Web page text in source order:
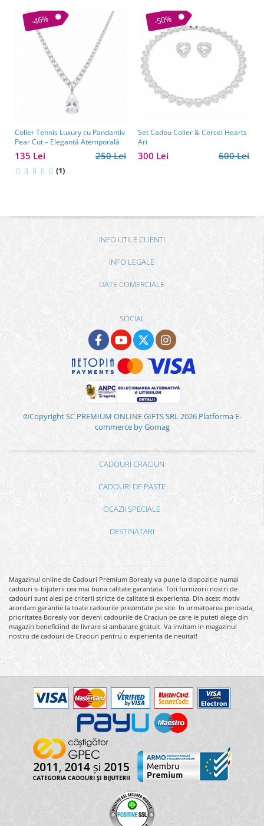
-46%
Colier Tennis Luxury cu Pandantiv
Pear Cut – Eleganță Atemporală
250 Lei
135 Lei
(1)
-50%
Set Cadou Colier & Cercei Hearts
Ari
600 Lei
300 Lei
INFO UTILE CLIENTI
INFO LEGALE
DATE COMERCIALE
SOCIAL
©Copyright SC PREMIUM ONLINE GIFTS SRL 2026 Platforma E-
commerce by Gomag
CADOURI CRACIUN
CADOURI DE PASTE
OCAZII SPECIALE
DESTINATARI
Magazinul online de Cadouri Premium Borealy va pune la dispozitie numai
cadouri si bijuterii cea mai buna calitate garantata. Toti furnizorii nostri de
cadouri sunt alesi pe criterii stricte de calitate si experienta. Din acest motiv
acordam garantie la toate cadourile prezentate pe site. In urmatoarea perioada,
prioritatea Borealy vor deveni cadourile de Craciun pe care le puteti alege din
magazin beneficiind de livrare si ambalare gratuit. Va invitam in magazinul
nostru de cadouri de Craciun pentru o experienta de neuitat!